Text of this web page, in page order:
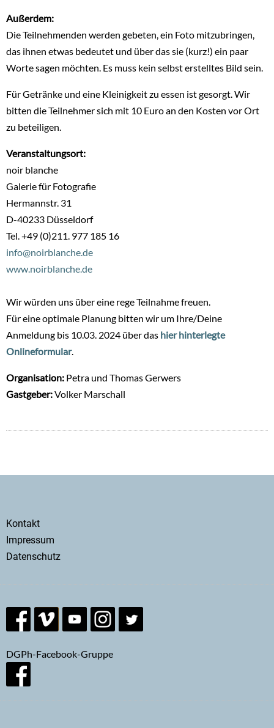
Außerdem:
Die Teilnehmenden werden gebeten, ein Foto mitzubringen,
das ihnen etwas bedeutet und über das sie (kurz!) ein paar
Worte sagen möchten. Es muss kein selbst erstelltes Bild sein.
Für Getränke und eine Kleinigkeit zu essen ist gesorgt. Wir
bitten die Teilnehmer sich mit 10 Euro an den Kosten vor Ort
zu beteiligen.
Veranstaltungsort:
noir blanche
Galerie für Fotografie
Hermannstr. 31
D-40233 Düsseldorf
Tel. +49 (0)211. 977 185 16
info@noirblanche.de
www.noirblanche.de
Wir würden uns über eine rege Teilnahme freuen.
Für eine optimale Planung bitten wir um Ihre/Deine
Anmeldung bis 10.03. 2024 über das hier hinterlegte
Onlineformular.
Organisation: Petra und Thomas Gerwers
Gastgeber:Volker Marschall
Secondary
menu
Kontakt
Impressum
Datenschutz
DGPh-Facebook-Gruppe